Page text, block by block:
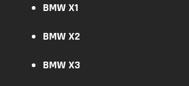
BMW X1
BMW X2
BMW X3